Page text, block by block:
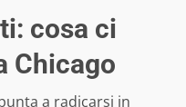
cosa ci
Chicago
a radicarsi in